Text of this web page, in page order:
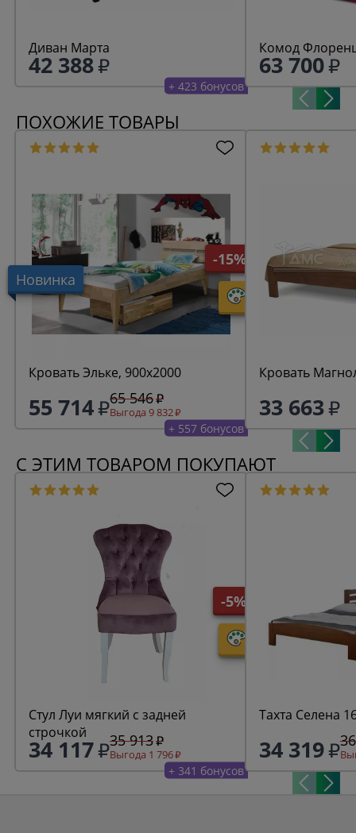
Диван Марта
42 388
+ 423 бонусов
Комод
63 700
ПОХОЖИЕ ТОВАРЫ
Новинка
-15%
Кровать Эльке, 900х2000
55 714 65 546
Выгода 9 832
+ 557 бонусов
Кровать
33 663
С ЭТИМ ТОВАРОМ ПОКУПАЮТ
-5%
Стул Луи мягкий с задней
строчкой
34 117 35 913
Выгода 1 796
+ 341 бонусов
Тахта Селена
34 319